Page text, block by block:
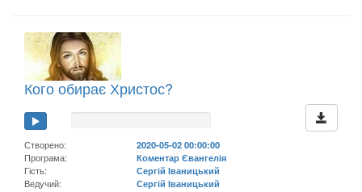
Кого обирає Христос?
Створено:
2020-05-02 00:00:00
Програма:
Коментар Євангелія
Гість:
Сергій Іваницький
Ведучий:
Сергій Іваницький